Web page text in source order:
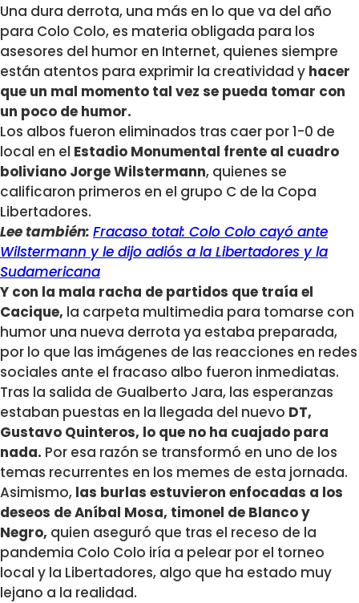
Una dura derrota, una más en lo que va del año
para Colo Colo, es materia obligada para los
asesores del humor en Internet, quienes siempre
están atentos para exprimir la creatividad y hacer
que un mal momento tal vez se pueda tomar con
un poco de humor.
Los albos fueron eliminados tras caer por 1-0 de
local en el Estadio Monumental frente al cuadro
boliviano Jorge Wilstermann, quienes se
calificaron primeros en el grupo C de la Copa
Libertadores.
Lee también: Fracaso total: Colo Colo cayó ante
Wilstermann y le dijo adiós a la Libertadores y la
Sudamericana
Y con la mala racha de partidos que traía el
Cacique, la carpeta multimedia para tomarse con
humor una nueva derrota ya estaba preparada,
por lo que las imágenes de las reacciones en redes
sociales ante el fracaso albo fueron inmediatas.
Tras la salida de Gualberto Jara, las esperanzas
estaban puestas en la llegada del nuevo DT,
Gustavo Quinteros, lo que no ha cuajado para
nada. Por esa razón se transformó en uno de los
temas recurrentes en los memes de esta jornada.
Asimismo, las burlas estuvieron enfocadas a los
deseos de Aníbal Mosa, timonel de Blanco y
Negro, quien aseguró que tras el receso de la
pandemia Colo Colo iría a pelear por el torneo
local y la Libertadores, algo que ha estado muy
lejano a la realidad.